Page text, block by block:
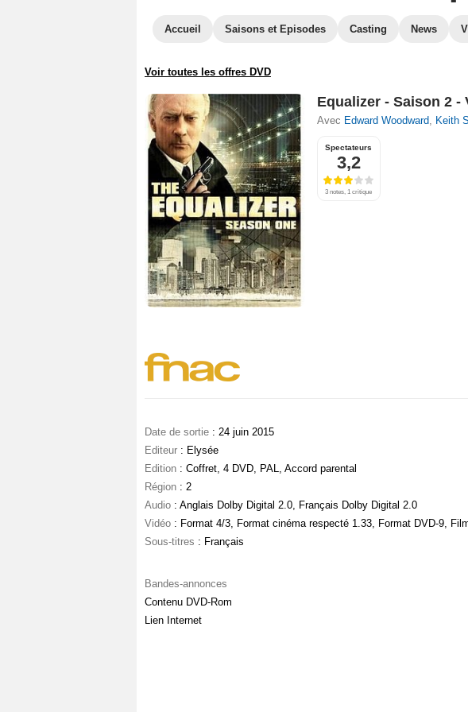
Accueil Saisons et Episodes Casting News
Voir toutes les offres DVD
Equalizer - Saison 2 -
Avec Edward Woodward, Keith
Spectateurs
3,2
3 notes, 1 critique
Date de sortie : 24 juin 2015
Editeur : Elysée
Edition : Coffret, 4 DVD, PAL, Accord parental
Région : 2
Audio : Anglais Dolby Digital 2.0, Français Dolby Digital 2.0
Vidéo : Format 4/3, Format cinéma respecté 1.33, Format DVD-9,
Sous-titres : Français
Bandes-annonces
Contenu DVD-Rom
Lien Internet